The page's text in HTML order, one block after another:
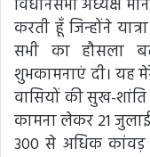
विधानसभा अध्यक्ष
करती हूँ जिन्होंने
सभी का हौसला
शुभकामनाएं दी। यह
वासियों की सुख-
कामना लेकर 21
300 से अधिक कांवड़